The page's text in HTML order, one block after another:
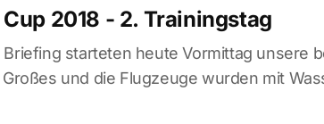
2018 - 2. Trainingstag
Briefing starteten heute Vormittag unsere
und die Flugzeuge wurden mit